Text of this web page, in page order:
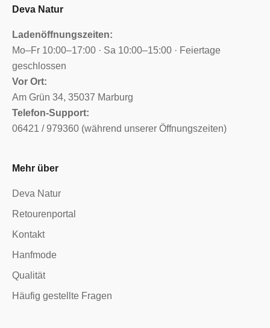
Deva Natur
Ladenöffnungszeiten:
Mo–Fr 10:00–17:00 · Sa 10:00–15:00 · Feiertage
geschlossen
Vor Ort:
Am Grün 34, 35037 Marburg
Telefon-Support:
06421 / 979360 (während unserer Öffnungszeiten)
Mehr über
Deva Natur
Retourenportal
Kontakt
Hanfmode
Qualität
Häufig gestellte Fragen